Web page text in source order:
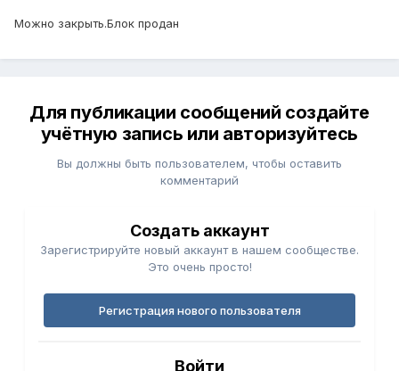
Можно закрыть.Блок продан
Для публикации сообщений создайте
учётную запись или авторизуйтесь
Вы должны быть пользователем, чтобы оставить
комментарий
Создать аккаунт
Зарегистрируйте новый аккаунт в нашем сообществе.
Это очень просто!
Регистрация нового пользователя
Войти